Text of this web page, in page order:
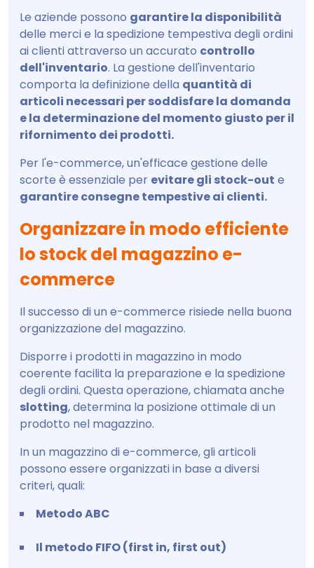
Le aziende possono garantire la disponibilità
delle merci e la spedizione tempestiva degli ordini
ai clienti attraverso un accurato controllo
dell'inventario. La gestione dell'inventario
comporta la definizione della quantità di
articoli necessari per soddisfare la domanda
e la determinazione del momento giusto per il
rifornimento dei prodotti.
Per l'e-commerce, un'efficace gestione delle
scorte è essenziale per evitare gli stock-out e
garantire consegne tempestive ai clienti.
Organizzare in modo efficiente
lo stock del magazzino e-
commerce
Il successo di un e-commerce risiede nella buona
organizzazione del magazzino.
Disporre i prodotti in magazzino in modo
coerente facilita la preparazione e la spedizione
degli ordini. Questa operazione, chiamata anche
slotting, determina la posizione ottimale di un
prodotto nel magazzino.
In un magazzino di e-commerce, gli articoli
possono essere organizzati in base a diversi
criteri, quali:
Metodo ABC
Il metodo FIFO (first in, first out)